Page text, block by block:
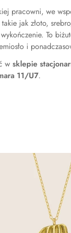
pracowni, we
jak złoto,
To
i
w sklepie
11/U7.